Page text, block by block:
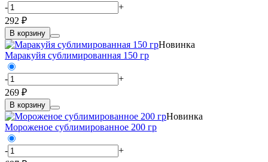
-
+
292 ₽
В корзину
Новинка
Маракуйя сублимированная 150 гр
-
+
269 ₽
В корзину
Новинка
Мороженое сублимированное 200 гр
-
+